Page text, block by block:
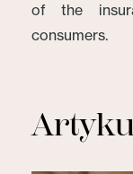
of the
consumers.